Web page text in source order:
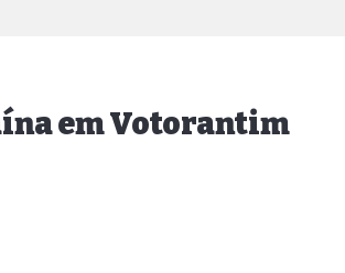
em Votorantim